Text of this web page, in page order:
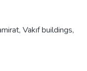
, Vakıf buildings,